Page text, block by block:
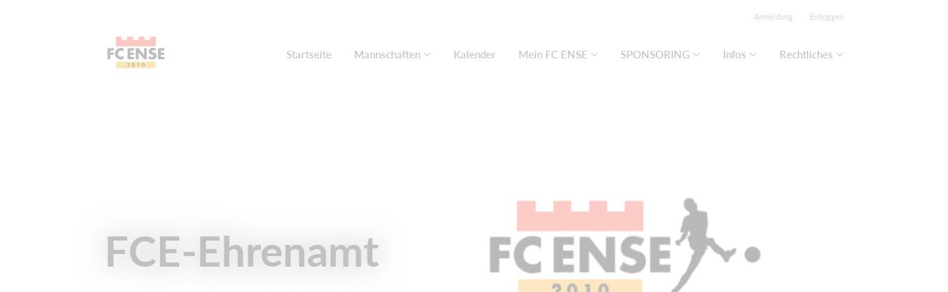
Anmeldung Einloggen
Startseite Mannschaften Kalender Mein FC ENSE SPONSORING Infos Rechtliches
FCE-Ehrenamt